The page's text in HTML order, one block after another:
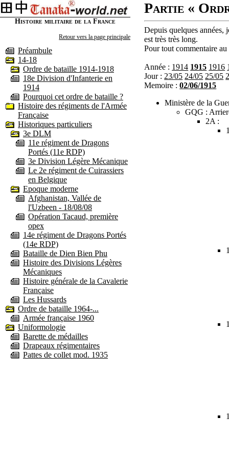
Histoire militaire de la France
Retour vers la page principale
Préambule
14-18
Ordre de bataille 1914-1918
18e Division d'Infanterie en
1914
Pourquoi cet ordre de bataille ?
Histoire des régiments de l'Armée
Française
Historiques particuliers
3e DLM
11e régiment de Dragons
Portés (11e RDP)
3e Division Légère Mécanique
Le 2e régiment de Cuirassiers
en Belgique
Epoque moderne
Afghanistan, Vallée de
l'Uzbeen - 18/08/08
Opération Tacaud, première
opex
14e régiment de Dragons Portés
(14e RDP)
Bataille de Dien Bien Phu
Histoire des Divisions Légères
Mécaniques
Histoire générale de la Cavalerie
Française
Les Hussards
Ordre de bataille 1964-...
Armée française 1960
Uniformologie
Barette de médailles
Drapeaux régimentaires
Pattes de collet mod. 1935
Partie «
Depuis quelques années,
est très très long.
Pour tout commentaire
Année : 1914 1915 1916
Jour : 23/05 24/05 25/05
Memoire :02/06/1915
Ministère de la
GQG :
2A :